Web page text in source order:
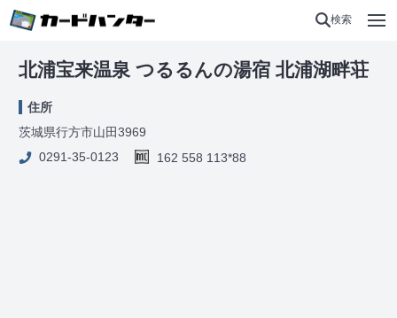
検索
北浦宝来温泉 つるるんの湯宿 北浦湖畔荘
住所
茨城県行方市山田3969
0291-35-0123
162 558 113*88